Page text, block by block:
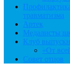
травматизма
Артек
Медалисты
Клуб
«От
Совет отцов